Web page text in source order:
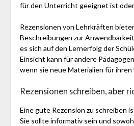
für den Unterricht geeignet ist
Rezensionen von Lehrkräften
Beschreibungen zur
es sich auf den Lernerfolg der
Einsicht kann für andere
wenn sie neue Materialien für
Rezensionen schreiben, aber
Eine gute Rezension zu schreiben
Sie sollte informativ sein und